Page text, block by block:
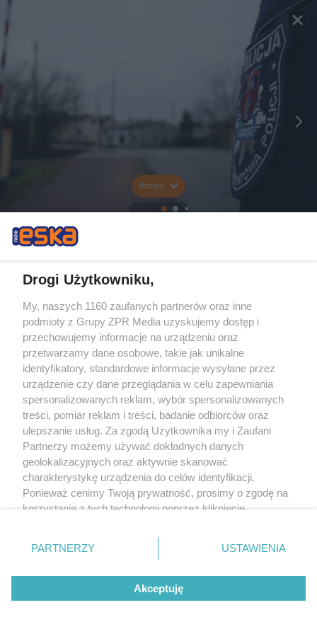
Rozwiń
Drogi Użytkowniku,
My, naszych 1160 zaufanych partnerów oraz inne
podmioty z Grupy ZPR Media uzyskujemy dostęp i
przechowujemy informacje na urządzeniu oraz
przetwarzamy dane osobowe, takie jak unikalne
identyfikatory, standardowe informacje wysyłane przez
urządzenie czy dane przeglądania w celu zapewniania
spersonalizowanych reklam, wybór spersonalizowanych
treści, pomiar reklam i treści, badanie odbiorców oraz
ulepszanie usług. Za zgodą Użytkownika my i Zaufani
Partnerzy możemy używać dokładnych danych
geolokalizacyjnych oraz aktywnie skanować
charakterystykę urządzenia do celów identyfikacji.
Ponieważ cenimy Twoją prywatność, prosimy o zgodę na
korzystanie z tych technologii poprzez kliknięcie
zmienić/wycofać klikając przycisk ustawień prywatności
znajdujący się w lewym dolnym rogu strony
rodzaje przetwarzania danych nie wymagają zgody
użytkownika, ale masz prawo sprzeciwić się takiemu
przetwarzaniu. Preferencje będą miały zastosowanie tylko
PARTNERZY USTAWIENIA
Akceptuję